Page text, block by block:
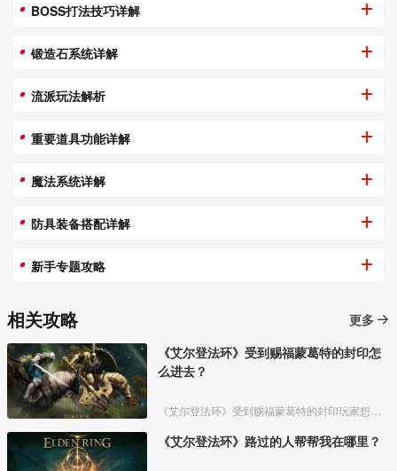
BOSS打法技巧详解
锻造石系统详解
流派玩法解析
重要道具功能详解
魔法系统详解
防具装备搭配详解
新手专题攻略
相关攻略
更多
《艾尔登法环》受到赐福蒙葛特的封印怎
么进去？
《艾尔登法环》路过的人帮帮我在哪里？